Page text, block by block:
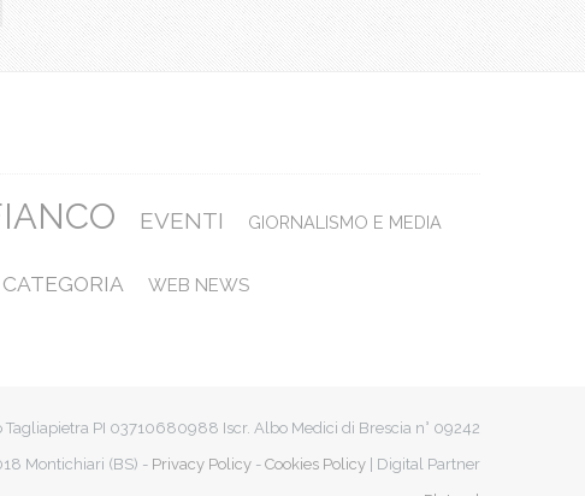
EVENTI GIORNALISMO E MEDIA
WEB NEWS
PI 03710680988 Iscr. Albo Medici di Brescia n° 09242
Montichiari (BS) - Privacy Policy - Cookies Policy | Digital Partner